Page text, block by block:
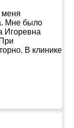
меня
Мне было
Игоревна
В клинике